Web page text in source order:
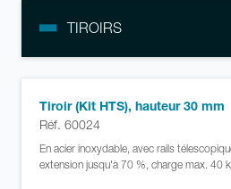
TIROIRS
Tiroir (Kit HTS), hauteur 30 mm
Réf. 60024
En acier inoxydable, avec rails
extension jusqu'à 70 %, charge max. 40